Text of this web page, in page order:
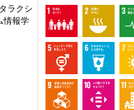
ラクシ
情報学